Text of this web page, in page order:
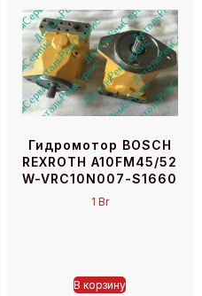
Гидромотор BOSCH
REXROTH A10FM45/52
W-VRC10N007-S1660
1 Br
В корзину